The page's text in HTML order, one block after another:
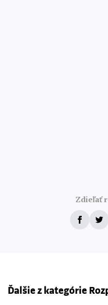
Zdieľať
Ďalšie z kategórie